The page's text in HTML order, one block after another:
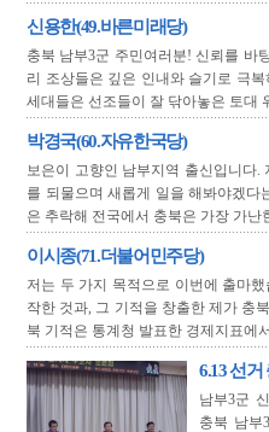
신용한(49.바른미래당)
충북 남부3군 주민여러분! 신뢰를 바
리 조상들은 깊은 인내와 슬기로 극
세대들은 선조들이 잘 닦아놓은 토대
박경국(60.자유한국당)
보은이 고향인 남부지역 출신입니다
를 되물으며 새롭게 일을 해봐야겠
은 추락해 전국에서 충북은 가장 가난
이시종(71.더불어민주당)
저는 두 가지 목적으로 이번에 출마
작한 것과, 그 기적을 창출한 제가 충
북 기적은 통계청 발표한 경제지표에
6.13 선
남부3군
충북 남부